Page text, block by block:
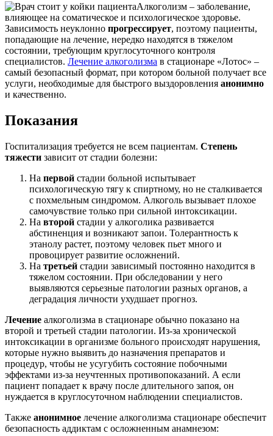
Алкоголизм – заболевание,
влияющее на соматическое и психологическое здоровье.
Зависимость неуклонно прогрессирует, поэтому пациенты,
попадающие на лечение, нередко находятся в тяжелом
состоянии, требующим круглосуточного контроля
специалистов. Лечение алкоголизма в стационаре «Лотос» –
самый безопасный формат, при котором больной получает все
услуги, необходимые для быстрого выздоровления анонимно
и качественно.
Показания
Госпитализация требуется не всем пациентам. Степень
тяжести зависит от стадии болезни:
На первой стадии больной испытывает
психологическую тягу к спиртному, но не сталкивается
с похмельным синдромом. Алкоголь вызывает плохое
самочувствие только при сильной интоксикации.
На второй стадии у алкоголика развивается
абстиненция и возникают запои. Толерантность к
этанолу растет, поэтому человек пьет много и
провоцирует развитие осложнений.
На третьей стадии зависимый постоянно находится в
тяжелом состоянии. При обследовании у него
выявляются серьезные патологии разных органов, а
деградация личности ухудшает прогноз.
Лечение алкоголизма в стационаре обычно показано на
второй и третьей стадии патологии. Из-за хронической
интоксикации в организме больного происходят нарушения,
которые нужно выявить до назначения препаратов и
процедур, чтобы не усугубить состояние побочными
эффектами из-за неучтенных противопоказаний. А если
пациент попадает к врачу после длительного запоя, он
нуждается в круглосуточном наблюдении специалистов.
Также анонимное лечение алкоголизма стационаре обеспечит
безопасность аддиктам с осложненным анамнезом: